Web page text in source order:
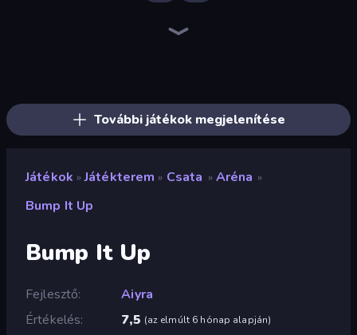
További játékok megjelenítése
Játékok » Játékterem » Csata » Aréna »
Bump It Up
Bump It Up
Fejlesztő
Aiyra
Értékelés
7,5 (az elmúlt 6 hónap alapján)